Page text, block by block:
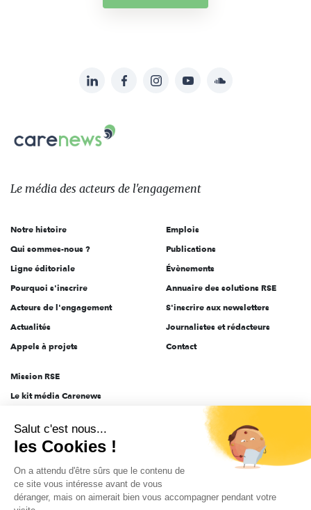
sur:
LinkedInFacebookInstagramYouTubeSoundcloud
Le
des
l'engagement
Le média des acteurs de l'engagement
Notre histoire
Qui sommes-nous ?
Ligne éditoriale
Pourquoi s'inscrire
Acteurs de l'engagement
Actualités
Appels à projets
Emplois
Publications
Évènements
Annuaire des solutions RSE
S'inscrire aux newsletters
Journalistes et rédacteurs
Contact
Mission RSE
Le kit média Carenews
AEF info
Novethic
PRODURABLE
Inclusiv Day
Salut c'est nous...
les Cookies !
On a attendu d'être sûrs que le contenu de
ce site vous intéresse avant de vous
déranger, mais on aimerait bien vous accompagner pendant votre